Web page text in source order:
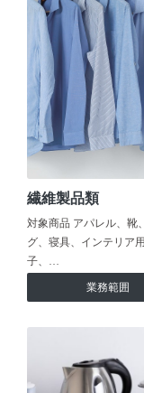
繊維製品類
対象商品 アパレル、靴
グ、寝具、インテリア
子、…
業務範囲